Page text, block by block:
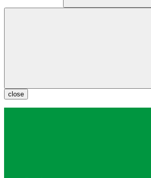
close